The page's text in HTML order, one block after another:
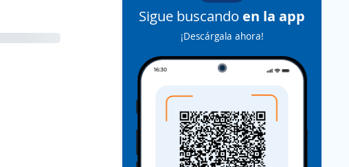
Sigue buscando en la app
¡Descárgala ahora!